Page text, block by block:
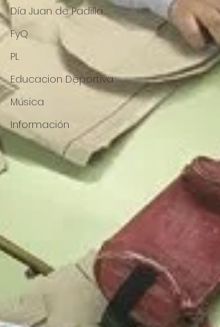
Día Juan de Padilla
FyQ
PL
Educacion Deportiva
Música
Información